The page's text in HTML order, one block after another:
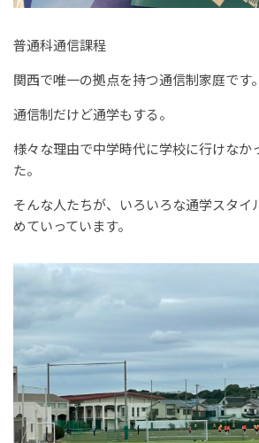
普通科通信課程
関西で唯一の拠点を持つ通信制家庭です。
通信制だけど通学もする。
様々な理由で中学時代に学校に行けなか
た。
そんな人たちが、いろいろな通学スタイ
めていっています。